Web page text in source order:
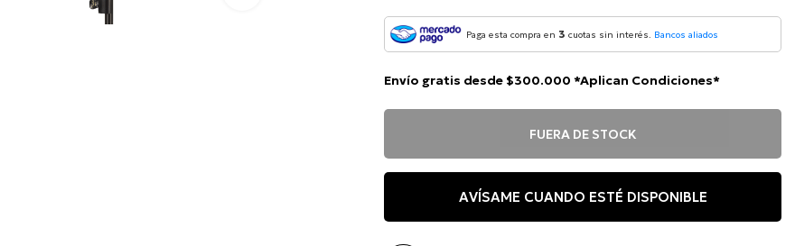
Paga esta compra en 3 cuotas sin interés. Bancos aliados
Envío gratis desde $300.000 *Aplican Condiciones*
FUERA DE STOCK
AVÍSAME CUANDO ESTÉ DISPONIBLE